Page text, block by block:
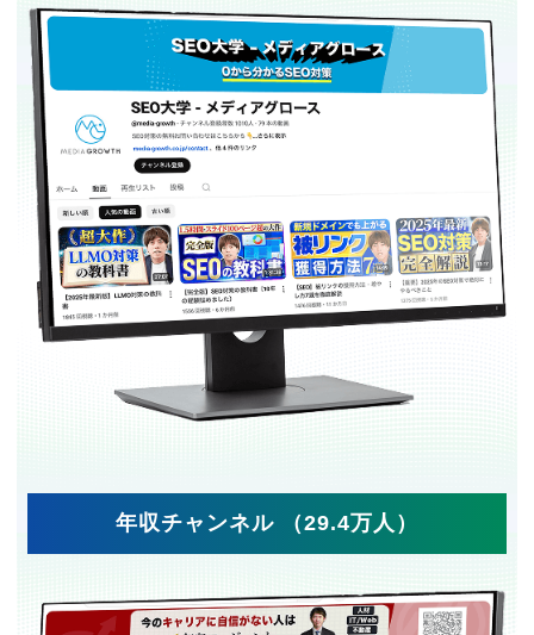
年収チャンネル （29.4万人）